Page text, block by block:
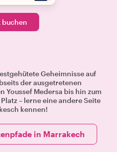
buchen
Geheimnisse auf
der ausgetretenen
Youssef Medersa bis hin zum
– lerne eine andere Seite
kennen!
in Marrakech